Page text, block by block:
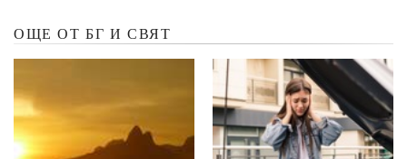
ОЩЕ ОТ БГ И СВЯТ